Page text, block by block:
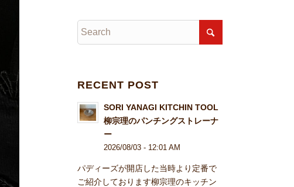
RECENT POST
SORI YANAGI KITCHIN TOOL
柳宗理のパンチングストレーナ
ー
2026/08/03 - 12:01 AM
パディーズが開店した当時より定番で
ご紹介しております柳宗理のキッチン